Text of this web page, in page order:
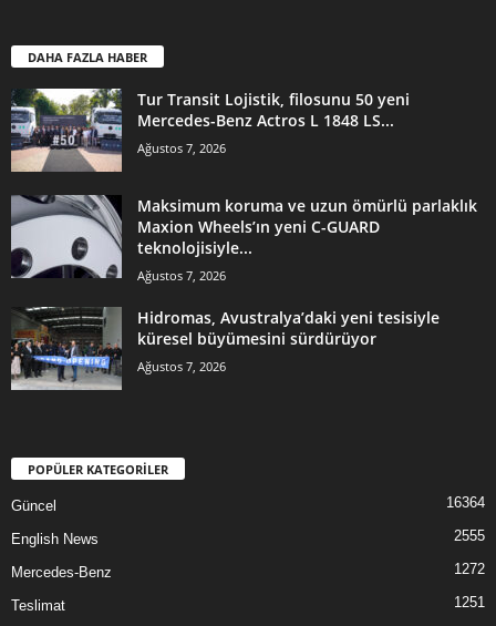
DAHA FAZLA HABER
Tur Transit Lojistik, filosunu 50 yeni
Mercedes-Benz Actros L 1848 LS...
Ağustos 7, 2026
Maksimum koruma ve uzun ömürlü parlaklık
Maxion Wheels’ın yeni C-GUARD
teknolojisiyle...
Ağustos 7, 2026
Hidromas, Avustralya’daki yeni tesisiyle
küresel büyümesini sürdürüyor
Ağustos 7, 2026
POPÜLER KATEGORİLER
Güncel 16364
English News 2555
Mercedes-Benz 1272
Teslimat 1251